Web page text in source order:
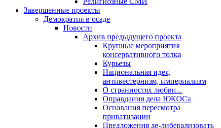
Завершенные проекты
Демократия в осаде
Новости
Архив предыдущего проекта
Крупные мероприятия
консервативного толка
Курьезы
Национальная идея,
антивестернизм, империализм
О странностях любви...
Оправдания дела ЮКОСа
Основания пересмотра
приватизации
Предложения де-либерализовать